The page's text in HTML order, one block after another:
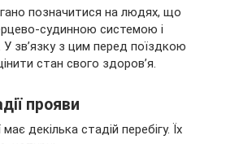
позначитися на людях, що
судинною системою і
У зв’язку з цим перед поїздкою
стан свого здоров’я.
прояви
декілька стадій перебігу. Їх